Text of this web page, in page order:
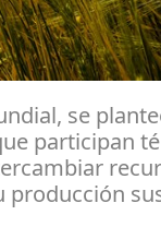
se
participan
producción